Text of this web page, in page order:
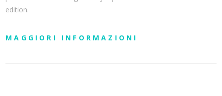
edition.
MAGGIORI INFORMAZIONI